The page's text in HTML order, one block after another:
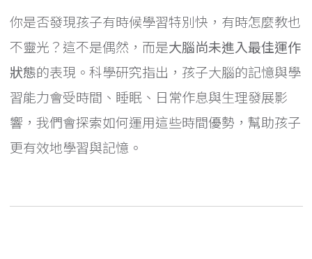
你是否發現孩子有時候學習特別快，有時怎麼教也
不靈光？這不是偶然，而是大腦尚未進入最佳運作
狀態的表現。科學研究指出，孩子大腦的記憶與學
習能力會受時間、睡眠、日常作息與生理發展影
響，我們會探索如何運用這些時間優勢，幫助孩子
更有效地學習與記憶。